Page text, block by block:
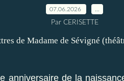
07.06.2026
Par CERISETTE
anniversaire de la